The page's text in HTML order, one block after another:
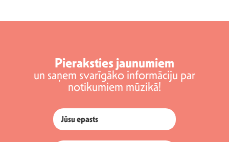
Pieraksties jaunumiem
un saņem svarīgāko informāciju par
notikumiem mūzikā!